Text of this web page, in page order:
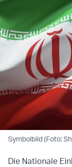
Symbolbild (Foto:
Die Nationale